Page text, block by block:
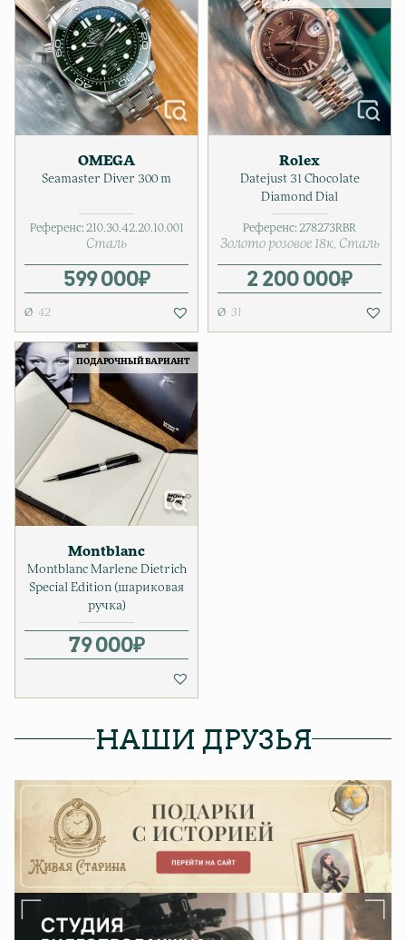
OMEGA
Seamaster Diver 300 m
Референс: 210.30.42.20.10.001
Сталь
599 000₽
42
Rolex
Datejust 31 Chocolate
Diamond Dial
Референс: 278273RBR
Золото розовое 18к Сталь
2 200 000₽
31
ПОДАРОЧНЫЙ ВАРИАНТ
Montblanc
Montblanc Marlene Dietrich
Special Edition (шариковая
ручка)
79 000₽
НАШИ ДРУЗЬЯ